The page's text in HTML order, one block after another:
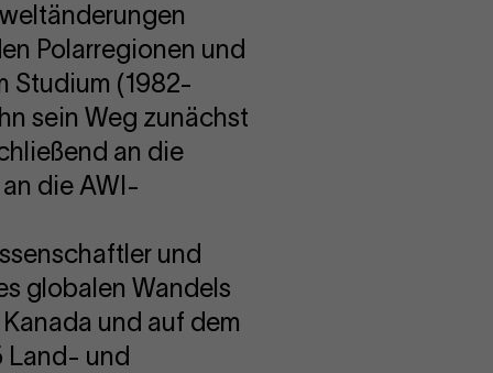
Polarregionen und
Studium (1982-
sein Weg zunächst
an die
die AWI-
und
globalen Wandels
und auf dem
Land- und